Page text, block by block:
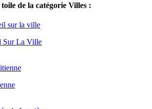
de la catégorie Villes :
Sur La Ville